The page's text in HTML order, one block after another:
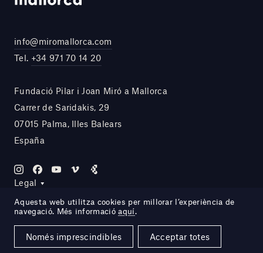
info@miromallorca.com
Tel. +34 971 70 14 20
Fundació Pilar i Joan Miró a Mallorca
Carrer de Saridakis, 29
07015 Palma, Illes Balears
España
Legal
Site by DOMO—A
Aquesta web utilitza cookies per millorar l’experiència de
navegació. Més informacióaquí.
Només imprescindibles Acceptar totes